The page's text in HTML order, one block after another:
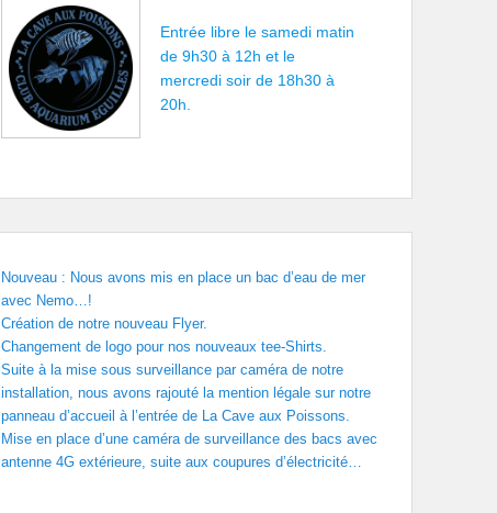
Entrée libre le samedi matin
de 9h30 à 12h et le
mercredi soir de 18h30 à
20h.
Nouveau : Nous avons mis en place un bac d’eau de mer
avec Nemo…!
Création de notre nouveau Flyer.
Changement de logo pour nos nouveaux tee-Shirts.
Suite à la mise sous surveillance par caméra de notre
installation, nous avons rajouté la mention légale sur notre
panneau d’accueil à l’entrée de La Cave aux Poissons.
Mise en place d’une caméra de surveillance des bacs avec
antenne 4G extérieure, suite aux coupures d’électricité…